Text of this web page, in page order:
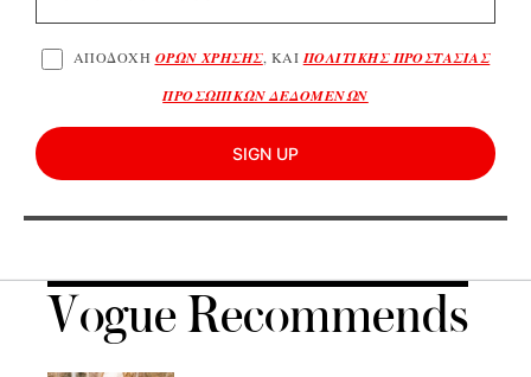
ΑΠΟΔΟΧΗ ΟΡΩΝ ΧΡΗΣΗΣ, ΚΑΙ ΠΟΛΙΤΙΚΗΣ ΠΡΟΣΤΑΣΙΑΣ
ΠΡΟΣΩΠΙΚΩΝ ΔΕΔΟΜΕΝΩΝ
SIGN UP
Vogue Recommends